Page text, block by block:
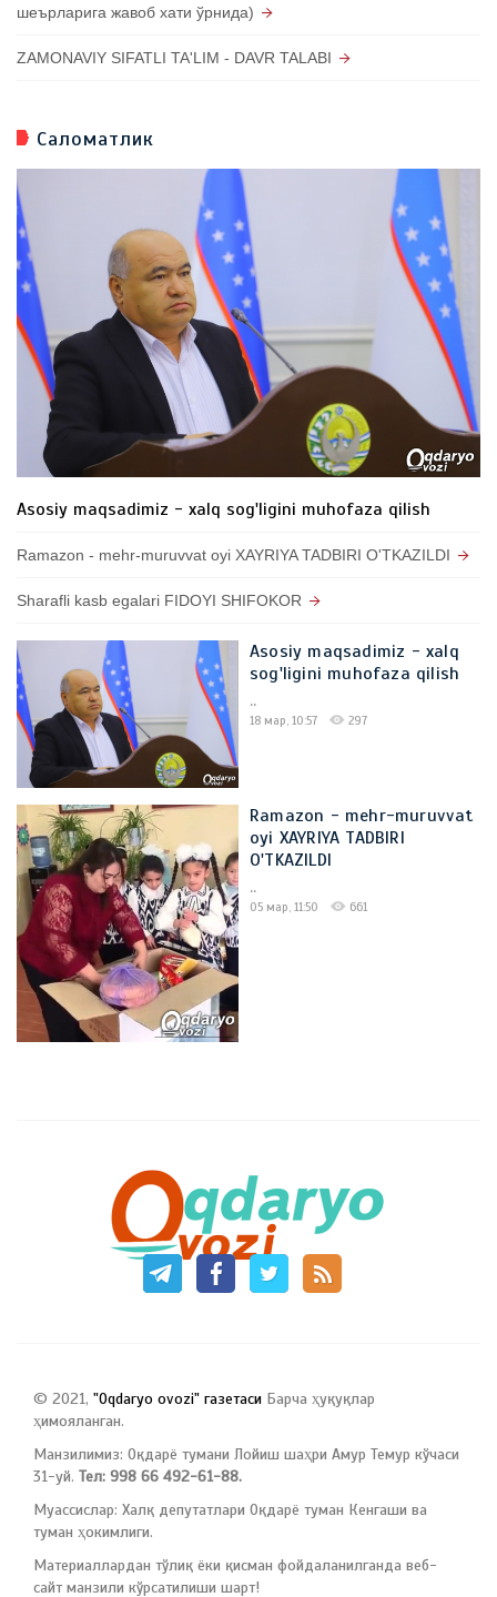
шеърларига жавоб хати ўрнида)
ZAMONAVIY SIFATLI TA'LIM - DAVR TALABI
Саломатлик
Asosiy maqsadimiz - xalq sog'ligini muhofaza qilish
Ramazon - mehr-muruvvat oyi XAYRIYA TADBIRI O'TKAZILDI
Sharafli kasb egalari FIDOYI SHIFOKOR
Asosiy maqsadimiz - xalq
sog'ligini muhofaza qilish
..
18 мар, 10:57 297
Ramazon - mehr-muruvvat
oyi XAYRIYA TADBIRI
O'TKAZILDI
..
05 мар, 11:50 661
© 2021, "Oqdaryo ovozi" газетаси Барча ҳуқуқлар
ҳимояланган.
Манзилимиз: Оқдарё тумани Лойиш шаҳри Амур Темур кўчаси
31-уй. Тел: 998 66 492-61-88.
Муассислар: Халқ депутатлари Оқдарё туман Кенгаши ва
туман ҳокимлиги.
Материаллардан тўлиқ ёки қисман фойдаланилганда веб-
сайт манзили кўрсатилиши шарт!